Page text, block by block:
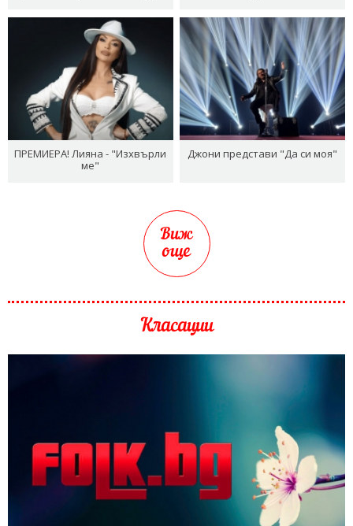
ПРЕМИЕРА! Лияна - "Изхвърли
ме"
Джони представи "Да си моя"
Виж
още
Класации